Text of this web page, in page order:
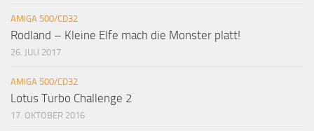
AMIGA 500/CD32
Rodland – Kleine Elfe mach die Monster platt!
26. JULI 2017
AMIGA 500/CD32
Lotus Turbo Challenge 2
17. OKTOBER 2016